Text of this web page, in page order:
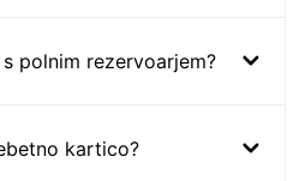
polnim rezervoarjem?
kartico?